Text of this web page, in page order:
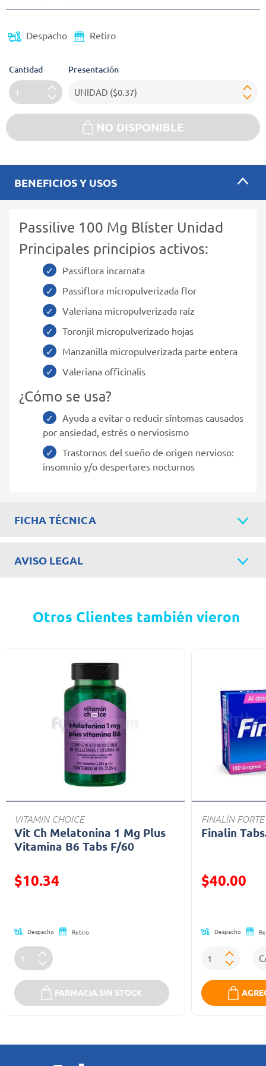
Despacho Retiro
Cantidad Presentación
NO DISPONIBLE
BENEFICIOS Y USOS
Passilive 100 Mg Blíster Unidad
Principales principios activos:
Passiflora incarnata
Passiflora micropulverizada flor
Valeriana micropulverizada raíz
Toronjil micropulverizado hojas
Manzanilla micropulverizada parte entera
Valeriana officinalis
¿Cómo se usa?
Ayuda a evitar o reducir síntomas causados
por ansiedad, estrés o nerviosismo
Trastornos del sueño de origen nervioso:
insomnio y/o despertares nocturnos
FICHA TÉCNICA
AVISO LEGAL
Otros Clientes también vieron
VITAMIN CHOICE
Vit Ch Melatonina 1 Mg Plus
Vitamina B6 Tabs F/60
Precio reducido de
$10.34
Despacho Retiro
FARMACIA SIN STOCK
FINALÍN FORTE
Finalin
Precio
$40.00
Despacho